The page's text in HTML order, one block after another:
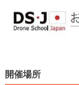
開催場所